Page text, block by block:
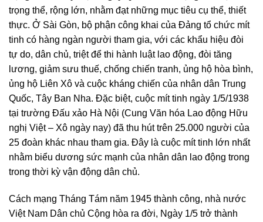
trọng thể, rộng lớn, nhằm đạt những mục tiêu cụ thể, thiết
thực. Ở Sài Gòn, bộ phận công khai của Đảng tổ chức mít
tinh có hàng ngàn người tham gia, với các khẩu hiệu đòi
tự do, dân chủ, triệt để thi hành luật lao động, đòi tăng
lương, giảm sưu thuế, chống chiến tranh, ủng hộ hòa bình,
ủng hộ Liên Xô và cuộc kháng chiến của nhân dân Trung
Quốc, Tây Ban Nha. Đặc biệt, cuộc mít tinh ngày 1/5/1938
tại trường Đấu xảo Hà Nội (Cung Văn hóa Lao động Hữu
nghị Việt – Xô ngày nay) đã thu hút trên 25.000 người của
25 đoàn khác nhau tham gia. Đây là cuộc mít tinh lớn nhất
nhằm biểu dương sức mạnh của nhân dân lao động trong
trong thời kỳ vận động dân chủ.
Cách mạng Tháng Tám năm 1945 thành công, nhà nước
Việt Nam Dân chủ Cộng hòa ra đời, Ngày 1/5 trở thành